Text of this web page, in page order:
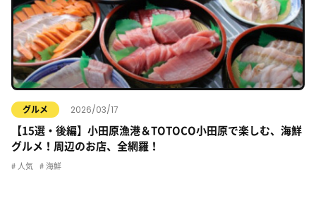
グルメ 2026/03/17
【15選・後編】小田原漁港＆TOTOCO小田原で楽しむ、海鮮
グルメ！周辺のお店、全網羅！
人気 海鮮